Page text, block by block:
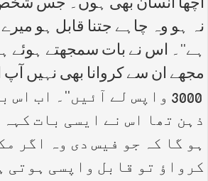
اچھا انسان بھی ہوں۔ جس
نہ ہو وہ چاہے جتنا قابل ہو
ہے''۔ اس نے بات سمجھتے ہوئے
مجھے ان سے کروانا بھی نہیں آپ
3000 واپس لے آئیں''۔ اب
ذہن تھا اس نے ایسی بات
ہو گا کہ جو فیس دی وہ اگر
کرواؤ تو قابل واپسی ہوتی